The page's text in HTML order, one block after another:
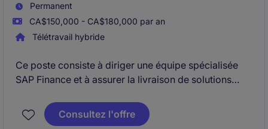
Permanent
CA$150,000 - CA$180,000 par an
Télétravail hybride
Ce poste consiste à diriger une équipe spécialisée
SAP Finance et à assurer la livraison de solutions
l'organisation Finance, tout en pilotant les projets, les
priorités et les ressources.
Consultez l'offre